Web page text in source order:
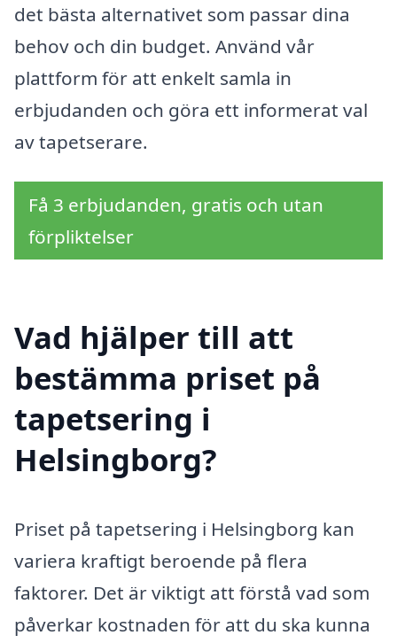
det bästa alternativet som passar dina
behov och din budget. Använd vår
plattform för att enkelt samla in
erbjudanden och göra ett informerat val
av tapetserare.
Få 3 erbjudanden, gratis och utan
förpliktelser
Vad hjälper till att
bestämma priset på
tapetsering i
Helsingborg?
Priset på tapetsering i Helsingborg kan
variera kraftigt beroende på flera
faktorer. Det är viktigt att förstå vad som
påverkar kostnaden för att du ska kunna